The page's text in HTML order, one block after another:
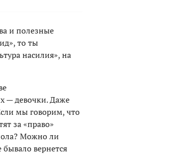
и полезные
то ты
насилия», на
— девочки. Даже
мы говорим, что
за «право»
Можно ли
вернется